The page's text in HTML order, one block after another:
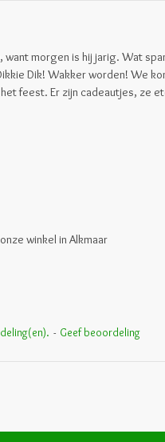
want morgen is hij jarig. Wat
Dik! Wakker worden! We
feest. Er zijn cadeautjes, ze
winkel in Alkmaar
- Geef beoordeling